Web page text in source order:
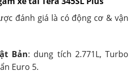
đánh giá là có động cơ & vận
Bản: dung tích 2.771L, Turbo
Euro 5.